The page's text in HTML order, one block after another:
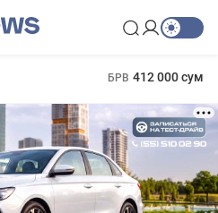
БРВ 412 000 сум